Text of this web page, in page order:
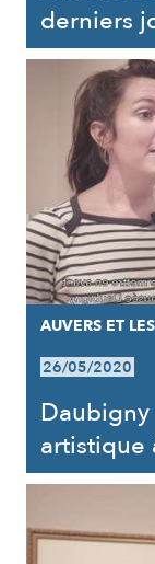
derniers
AUVERS ET
26/05/2020
artistique